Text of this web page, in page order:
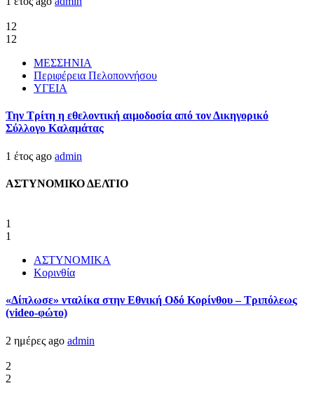
12
12
ΜΕΣΣΗΝΙΑ
Περιφέρεια Πελοποννήσου
ΥΓΕΙΑ
Την Τρίτη η εθελοντική αιμοδοσία από τον Δικηγορικό
Σύλλογο Καλαμάτας
1 έτος ago admin
ΑΣΤΥΝΟΜΙΚΟ ΔΕΛΤΙΟ
1
1
ΑΣΤΥΝΟΜΙΚΑ
Κορινθία
«Δίπλωσε» νταλίκα στην Εθνική Oδό Κορίνθου – Τριπόλεως
(video-φώτο)
2 ημέρες ago admin
2
2